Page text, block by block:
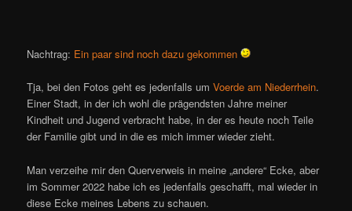
Nachtrag: Ein paar sind noch dazu gekommen
Tja, bei den Fotos geht es jedenfalls umVoerde am Niederrhein.
Einer Stadt, in der ich wohl die prägendsten Jahre meiner
Kindheit und Jugend verbracht habe, in der es heute noch Teile
der Familie gibt und in die es mich immer wieder zieht.
Man verzeihe mir den Querverweis in meine „andere“ Ecke, aber
im Sommer 2022 habe ich es jedenfalls geschafft, mal wieder in
diese Ecke meines Lebens zu schauen.